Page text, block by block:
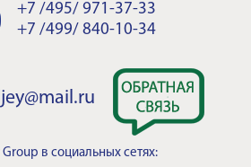
+7 /495/ 971-37-33
+7 /499/ 840-10-34
Group в социальных сетях: